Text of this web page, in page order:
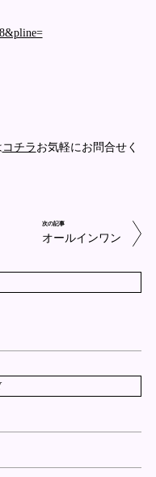
コチラ お気軽にお問合せく
次の記事
オールインワン